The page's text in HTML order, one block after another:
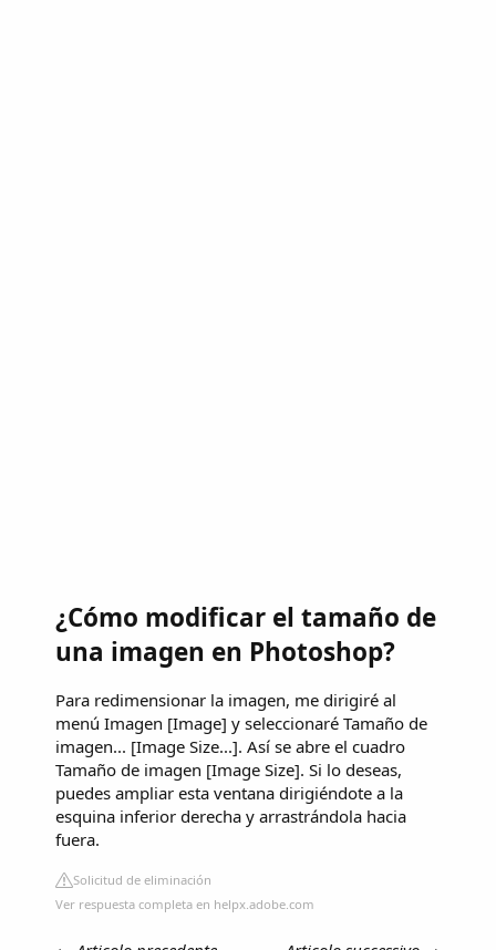
¿Cómo modificar el tamaño de
una imagen en Photoshop?
Para redimensionar la imagen, me dirigiré al
menú Imagen [Image] y seleccionaré Tamaño de
imagen... [Image Size...]. Así se abre el cuadro
Tamaño de imagen [Image Size]. Si lo deseas,
puedes ampliar esta ventana dirigiéndote a la
esquina inferior derecha y arrastrándola hacia
fuera.
Solicitud de eliminación
Ver respuesta completa en helpx.adobe.com